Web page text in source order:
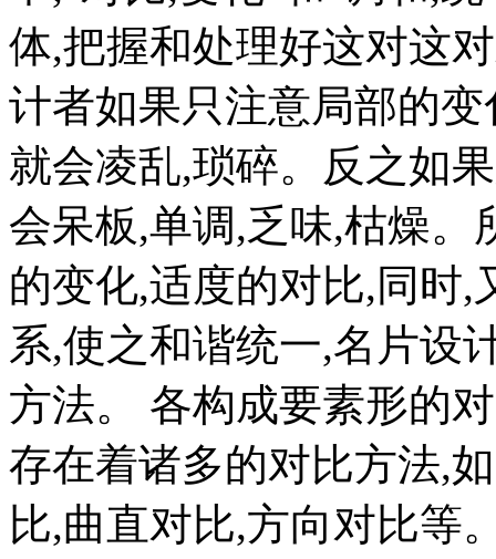
体,把握和处理好这对这
计者如果只注意局部的
就会凌乱,琐碎。反之如
会呆板,单调,乏味,枯燥。
的变化,适度的对比,同时
系,使之和谐统一,名片设
方法。 各构成要素形的
存在着诸多的对比方法,
比,曲直对比,方向对比等